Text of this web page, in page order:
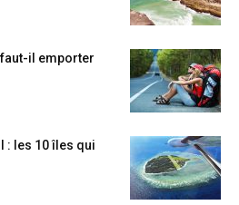
faut-il emporter
: les 10 îles qui